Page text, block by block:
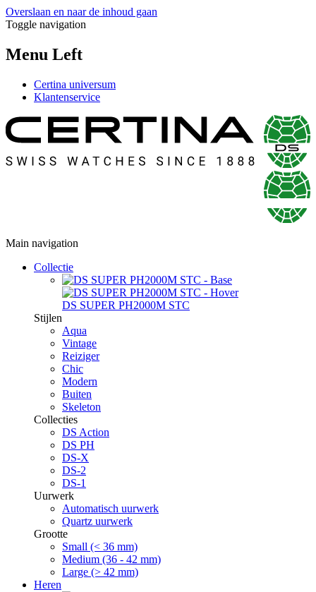
Overslaan en naar de inhoud gaan
Toggle navigation
Menu Left
Certina universum
Klantenservice
Main navigation
Collectie
DS SUPER PH2000M STC
Stijlen
Aqua
Vintage
Reiziger
Chic
Modern
Buiten
Skeleton
Collecties
DS Action
DS PH
DS-X
DS-2
DS-1
Uurwerk
Automatisch uurwerk
Quartz uurwerk
Grootte
Small (< 36 mm)
Medium (36 - 42 mm)
Large (> 42 mm)
Heren